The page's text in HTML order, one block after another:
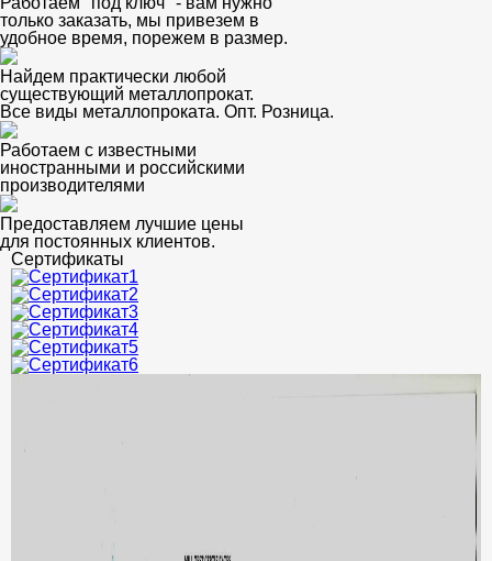
только заказать, мы привезем в
удобное время, порежем в размер.
Найдем практически любой
существующий металлопрокат.
Все виды металлопроката. Опт. Розница.
Работаем с известными
иностранными и российскими
производителями
Предоставляем лучшие цены
для постоянных клиентов.
Сертификаты